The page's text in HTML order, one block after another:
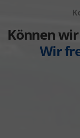
anzeigen
Können
Wir